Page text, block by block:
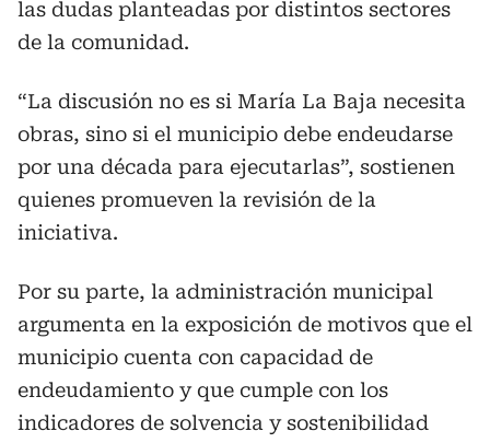
las dudas planteadas por distintos sectores
de la comunidad.
“La discusión no es si María La Baja necesita
obras, sino si el municipio debe endeudarse
por una década para ejecutarlas”, sostienen
quienes promueven la revisión de la
iniciativa.
Por su parte, la administración municipal
argumenta en la exposición de motivos que el
municipio cuenta con capacidad de
endeudamiento y que cumple con los
indicadores de solvencia y sostenibilidad